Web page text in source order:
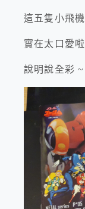
這五隻小飛
實在太口愛
說明說全彩